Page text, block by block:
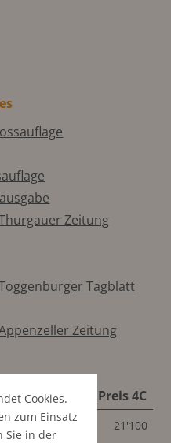
Zeitung
Tagblatt
Zeitung
Format Preis 4C
611x440 mm
21'100
Cookies.
zum Einsatz
Sie in der